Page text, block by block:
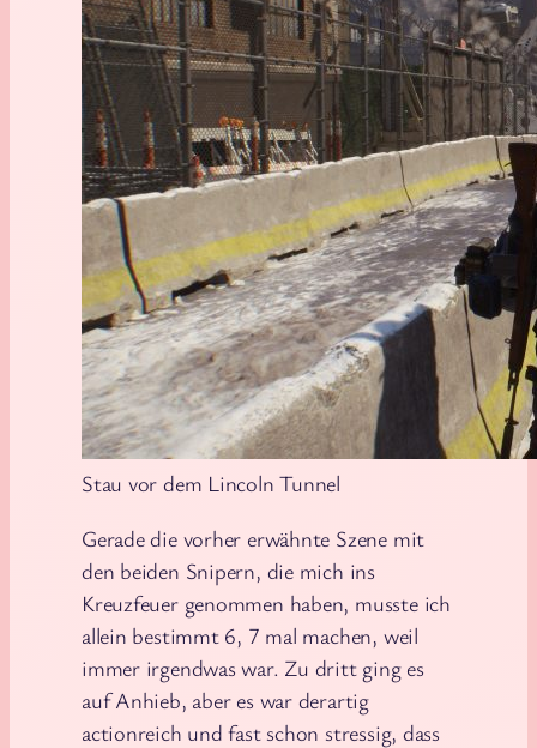
Stau vor dem Lincoln Tunnel
Gerade die vorher erwähnte Szene mit
den beiden Snipern, die mich ins
Kreuzfeuer genommen haben, musste ich
allein bestimmt 6, 7 mal machen, weil
immer irgendwas war. Zu dritt ging es
auf Anhieb, aber es war derartig
actionreich und fast schon stressig, dass